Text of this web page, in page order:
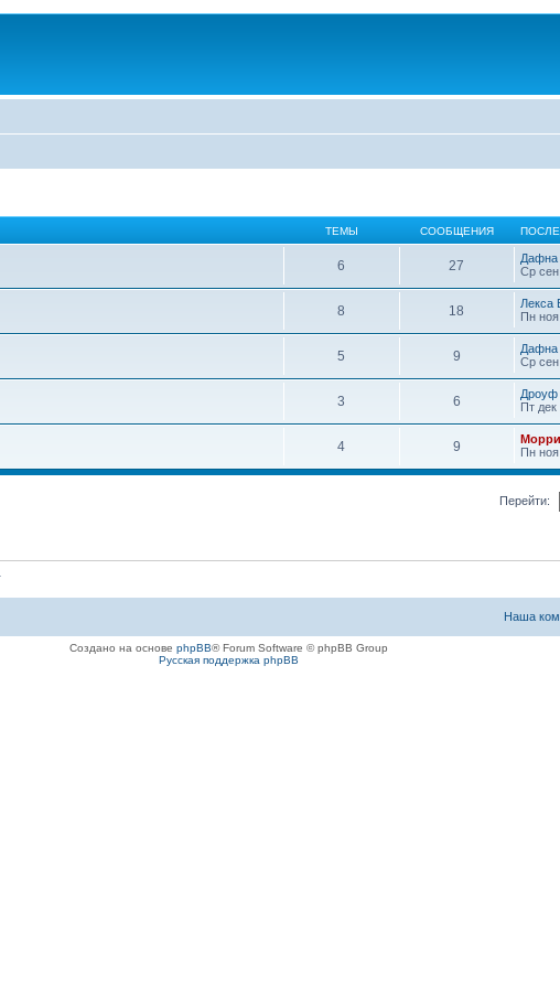
ТЕМЫ СООБЩЕНИЯ
6 27
Дафна
Ср сен
8 18
Лекса
Пн
5 9
Дафна
Ср сен
3 6
Дроуф
Пт дек
4 9
Пн
Перейти:
Наша
Создано на основе phpBB® Forum Software © phpBB Group
Русская поддержка phpBB